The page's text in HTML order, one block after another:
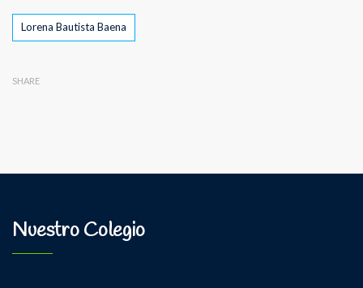
Tags
Lorena Bautista Baena
SHARE
Nuestro Colegio